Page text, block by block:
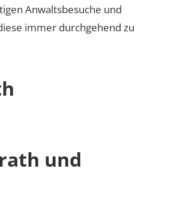
Anwaltsbesuche und
immer durchgehend zu
und